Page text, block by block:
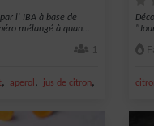
l' IBA à base de
mélangé à quan...
1
, aperol , jus de citron, eau de vie